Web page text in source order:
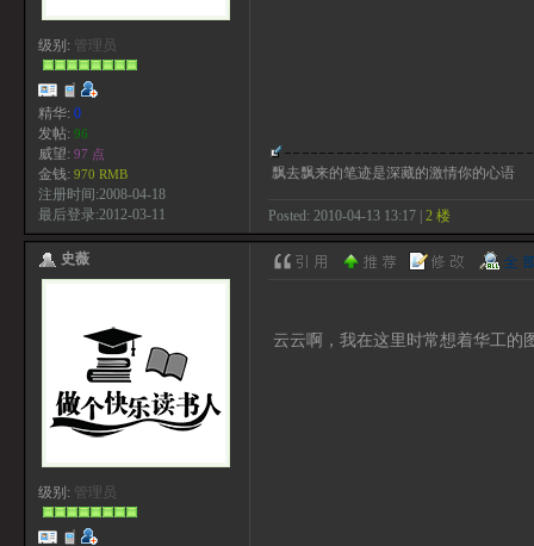
级别: 管理员
精华: 0
发帖: 96
威望: 97 点
金钱: 970 RMB
注册时间:2008-04-18
最后登录:2012-03-11
飘去飘来的笔迹是深藏的激情你的心语
Posted: 2010-04-13 13:17 | 2 楼
史薇
级别: 管理员
云云啊，我在这里时常想着华工的